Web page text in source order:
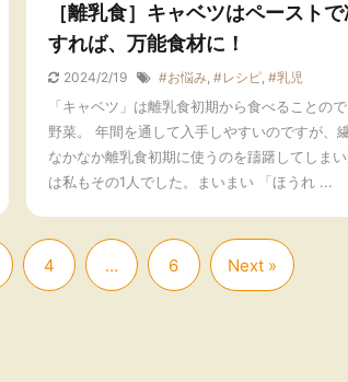
［離乳食］キャベツはペースト
すれば、万能食材に！
2024/2/19 #お悩み, #レシピ, #乳児
「キャベツ」は離乳食初期から食べることの
野菜。 年間を通して入手しやすいのですが、
なかなか離乳食初期に使うのを躊躇してしま
は私もその1人でした。まいまい 「ほうれ ...
4 … 6 Next »